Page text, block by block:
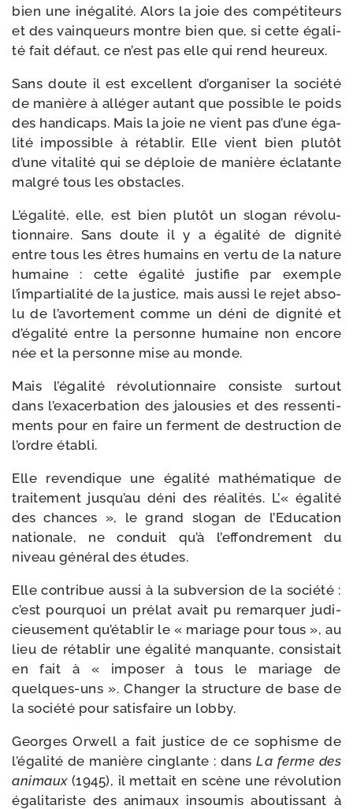
bien une inéga­li­té. Alors la joie des com­pé­ti­teurs
et des vain­queurs montre bien que, si cette éga­li­
té fait défaut, ce n’est pas elle qui rend heureux.
Sans doute il est excellent d’organiser la socié­té
de manière à allé­ger autant que pos­sible le poids
des han­di­caps. Mais la joie ne vient pas d’une éga­
li­té impos­sible à réta­blir. Elle vient bien plu­tôt
d’une vita­li­té qui se déploie de manière écla­tante
mal­gré tous les obstacles.
L’égalité, elle, est bien plu­tôt un slo­gan révo­lu­
tion­naire. Sans doute il y a éga­li­té de digni­té
entre tous les êtres humains en ver­tu de la nature
humaine : cette éga­li­té jus­ti­fie par exemple
l’impartialité de la jus­tice, mais aus­si le rejet abso­
lu de l’avortement comme un déni de digni­té et
d’égalité entre la per­sonne humaine non encore
née et la per­sonne mise au monde.
Mais l’égalité révo­lu­tion­naire consiste sur­tout
dans l’exacerbation des jalou­sies et des res­sen­ti­
ments pour en faire un ferment de des­truc­tion de
l’ordre établi.
Elle reven­dique une éga­li­té mathé­ma­tique de
trai­te­ment jusqu’au déni des réa­li­tés. L’« éga­li­té
des chances », le grand slo­gan de l’Education
natio­nale, ne conduit qu’à l’effondrement du
niveau géné­ral des études.
Elle contri­bue aus­si à la sub­ver­sion de la socié­té :
c’est pour­quoi un pré­lat avait pu remar­quer judi­
cieu­se­ment qu’établir le « mariage pour tous », au
lieu de réta­blir une éga­li­té man­quante, consis­tait
en fait à « impo­ser à tous le mariage de
quelques-​uns ». Changer la struc­ture de base de
la socié­té pour satis­faire un lobby.
Georges Orwell a fait jus­tice de ce sophisme de
l’égalité de manière cin­glante : dansLa ferme des
ani­maux (1945), il met­tait en scène une révo­lu­tion
éga­li­ta­riste des ani­maux insou­mis abou­tis­sant à